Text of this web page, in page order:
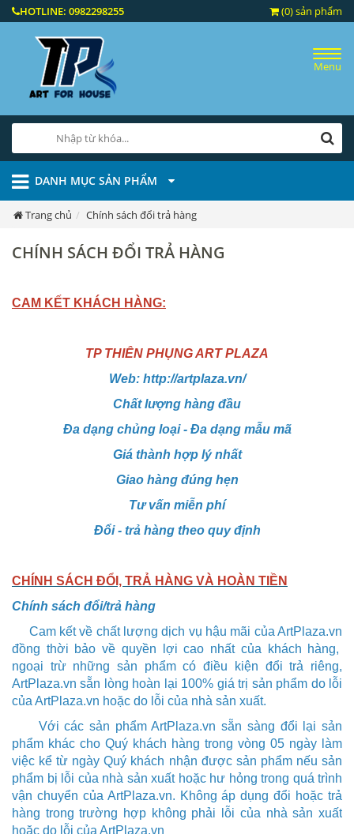
HOTLINE: 0982298255 (0) sản phẩm
Menu
DANH MỤC SẢN PHẨM
Trang chủ Chính sách đổi trả hàng
CHÍNH SÁCH ĐỔI TRẢ HÀNG
CAM KẾT KHÁCH HÀNG:
TP THIÊN PHỤNG ART PLAZA
Web: http://artplaza.vn/
Chất lượng hàng đầu
Đa dạng chủng loại - Đa dạng mẫu mã
Giá thành hợp lý nhất
Giao hàng đúng hẹn
Tư vấn miễn phí
Đổi - trả hàng theo quy định
CHÍNH SÁCH ĐỔI, TRẢ HÀNG VÀ HOÀN TIỀN
Chính sách đổi/trả hàng
Cam kết về chất lượng dịch vụ hậu mãi của ArtPlaza.vn
đồng thời bảo về quyền lợi cao nhất của khách hàng,
ngoại trừ những sản phẩm có điều kiện đổi trả riêng,
ArtPlaza.vn sẵn lòng hoàn lại 100% giá trị sản phẩm do lỗi
của ArtPlaza.vn hoặc do lỗi của nhà sản xuất.
Với các sản phẩm ArtPlaza.vn sẵn sàng đổi lại sản
phẩm khác cho Quý khách hàng trong vòng 05 ngày làm
việc kể từ ngày Quý khách nhận được sản phẩm nếu sản
phẩm bị lỗi của nhà sản xuất hoặc hư hỏng trong quá trình
vận chuyển của ArtPlaza.vn. Không áp dụng đổi hoặc trả
hàng trong trường hợp không phải lỗi của nhà sản xuất
hoặc do lỗi của ArtPlaza.vn